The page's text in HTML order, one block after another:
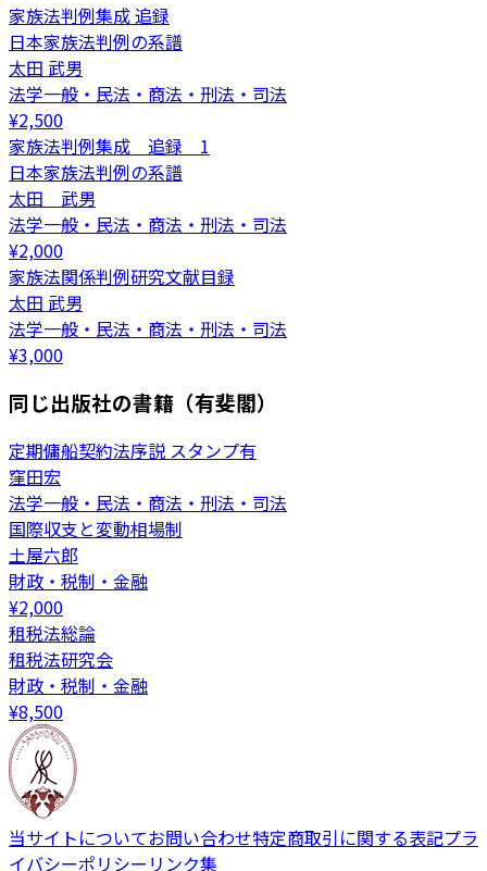
家族法判例集成 追録
日本家族法判例の系譜
太田 武男
法学一般・民法・商法・刑法・司法
¥2,500
家族法判例集成 追録 1
日本家族法判例の系譜
太田 武男
法学一般・民法・商法・刑法・司法
¥2,000
家族法関係判例研究文献目録
太田 武男
法学一般・民法・商法・刑法・司法
¥3,000
同じ出版社の書籍（有斐閣）
定期傭船契約法序説 スタンプ有
窪田宏
法学一般・民法・商法・刑法・司法
国際収支と変動相場制
土屋六郎
財政・税制・金融
¥2,000
租税法総論
租税法研究会
財政・税制・金融
¥8,500
当サイトについてお問い合わせ特定商取引に関する表記プラ
イバシーポリシー リンク集